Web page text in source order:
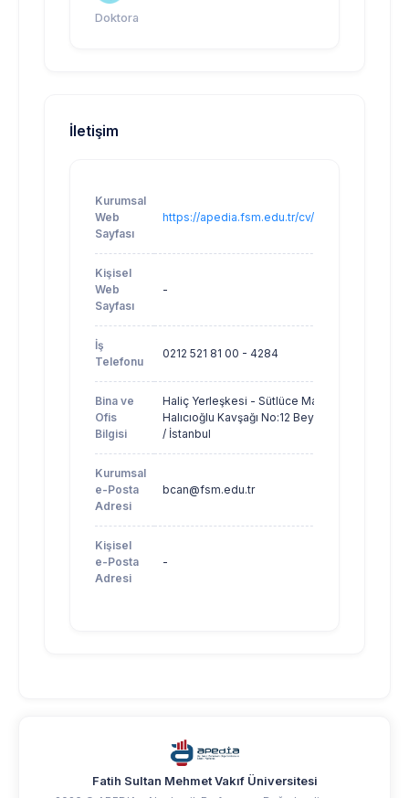
Doktora
İletişim
Kurumsal
Web
Sayfası
https://apedia.fsm.edu.tr/cv/bcan
Kişisel
Web
Sayfası
-
İş
Telefonu
0212 521 81 00 - 4284
Bina ve
Ofis
Bilgisi
Haliç Yerleşkesi - Sütlüce Mah.
Halıcıoğlu Kavşağı No:12 Beyoğlu
/ İstanbul
Kurumsal
e-Posta
Adresi
bcan@fsm.edu.tr
Kişisel
e-Posta
Adresi
-
Fatih Sultan Mehmet Vakıf Üniversitesi